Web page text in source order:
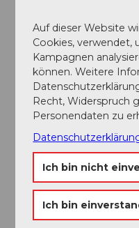
Preisinformationen
Halle
• -Hallenpass für alle
• -Legipass für alle
• -Ticket pro
• -Legiticket (Schüler,
pro Konzertblock: CHF
Late Spot
• -Tägliche
Auf dieser Website
Cookies, verwendet,
Kampagnen
können. Weitere
Recht, Widerspruch
Personendaten zu
Ich bin nicht
Ich bin